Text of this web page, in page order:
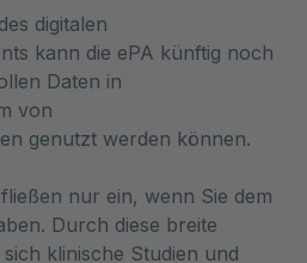
digitalen
kann die ePA künftig noch
Daten in
von
genutzt werden können.
nur ein, wenn Sie dem
Durch diese breite
klinische Studien und